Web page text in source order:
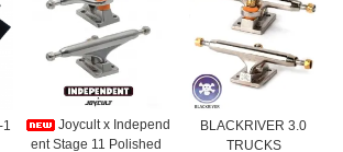
Joycult x Independ
ent Stage 11 Polished
BLACKRIVER 3.0
TRUCKS